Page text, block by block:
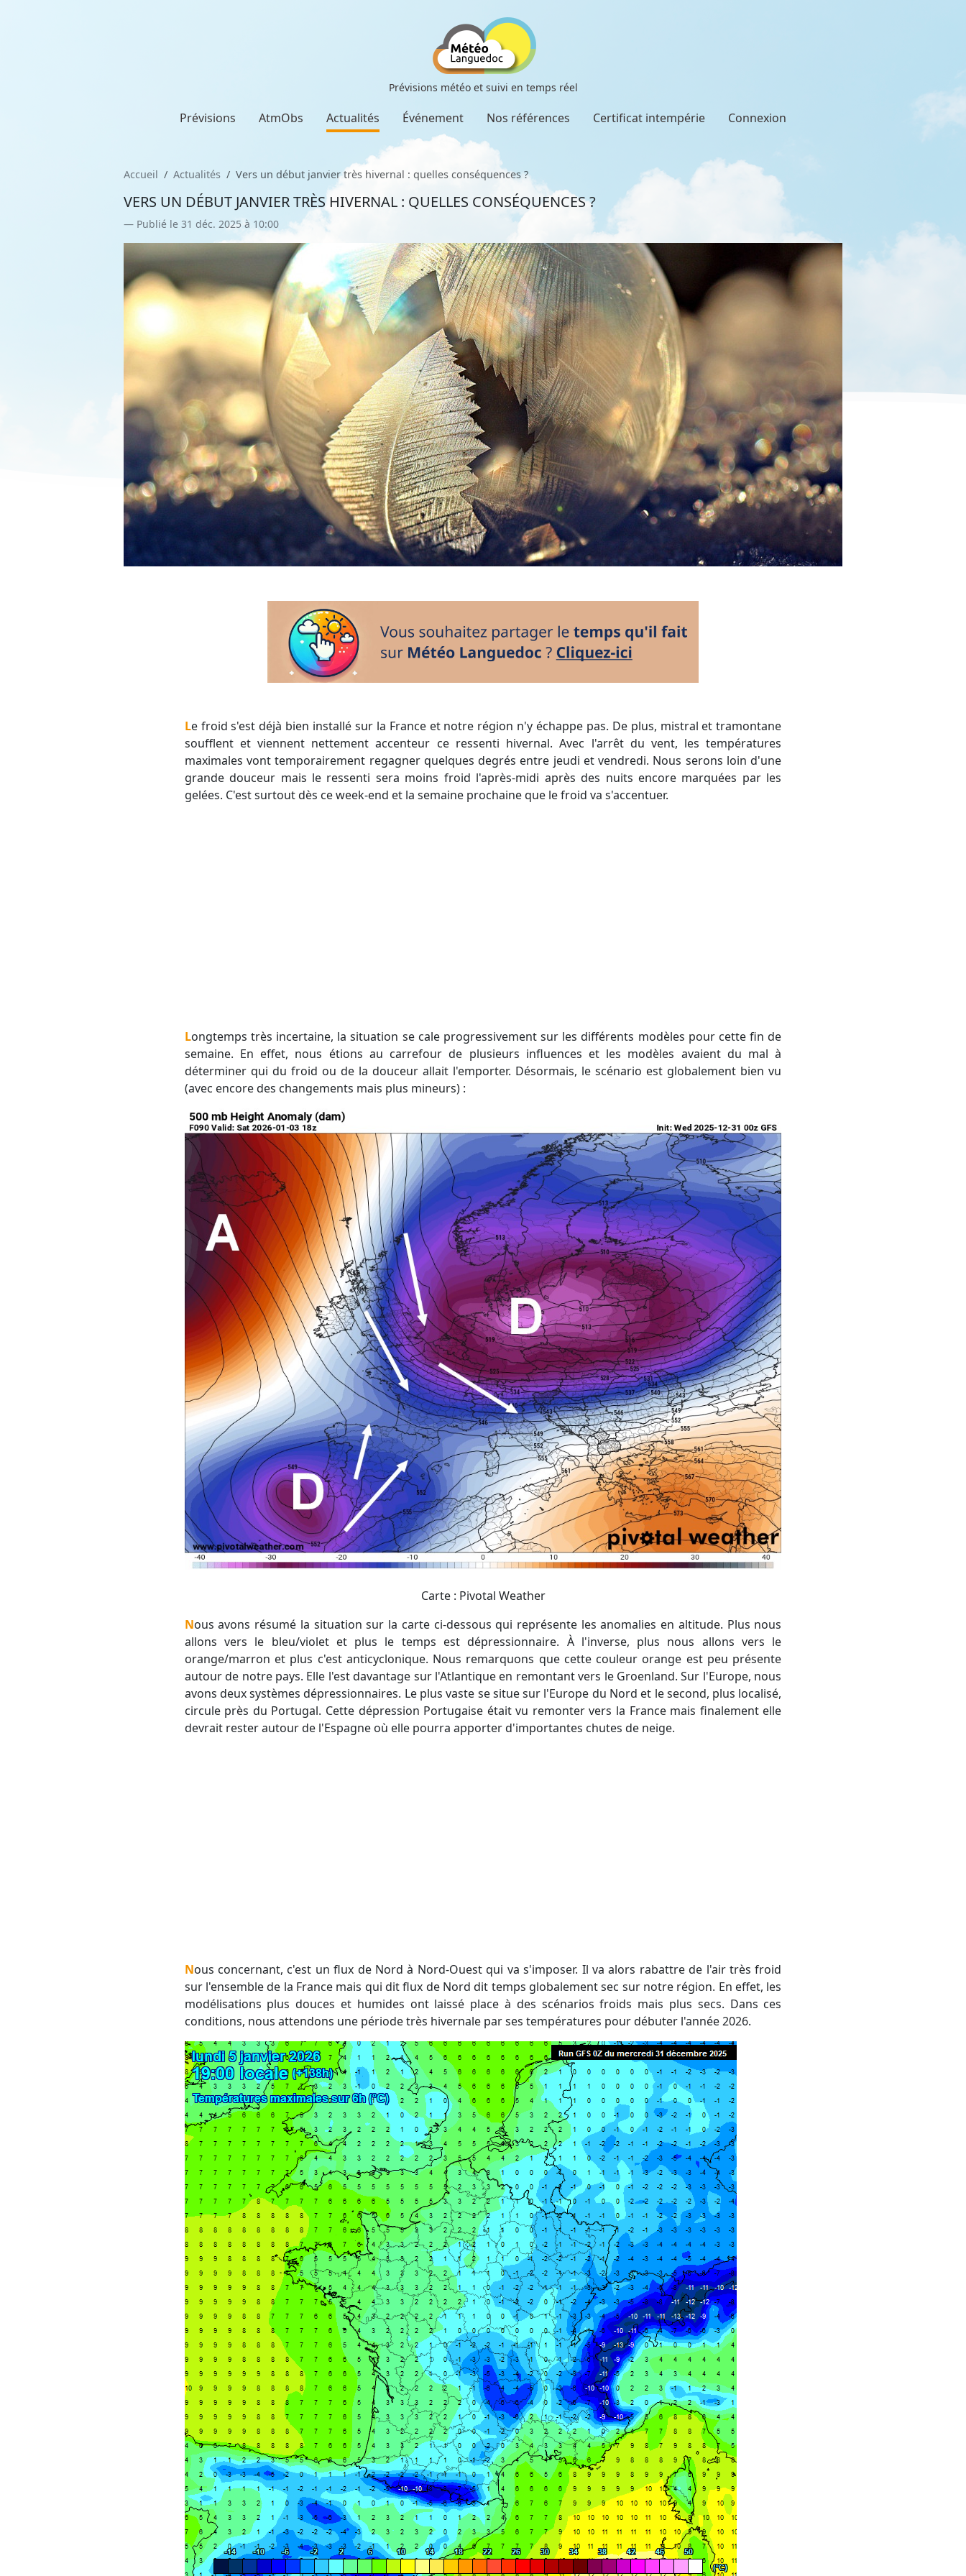
Prévisions météo et suivi en temps réel
Prévisions AtmObs Actualités Événement Nos références Certificat intempérie Connexion
Accueil Actualités Vers un début janvier très hivernal : quelles conséquences ?
VERS UN DÉBUT JANVIER TRÈS HIVERNAL : QUELLES CONSÉQUENCES ?
Publié le 31 déc. 2025 à 10:00
Le froid s'est déjà bien installé sur la France et notre région n'y échappe pas. De plus, mistral et tramontane
soufflent et viennent nettement accenteur ce ressenti hivernal. Avec l'arrêt du vent, les températures
maximales vont temporairement regagner quelques degrés entre jeudi et vendredi. Nous serons loin d'une
grande douceur mais le ressenti sera moins froid l'après-midi après des nuits encore marquées par les
gelées. C'est surtout dès ce week-end et la semaine prochaine que le froid va s'accentuer.
Longtemps très incertaine, la situation se cale progressivement sur les différents modèles pour cette fin de
semaine. En effet, nous étions au carrefour de plusieurs influences et les modèles avaient du mal à
déterminer qui du froid ou de la douceur allait l'emporter. Désormais, le scénario est globalement bien vu
(avec encore des changements mais plus mineurs) :
Carte : Pivotal Weather
Nous avons résumé la situation sur la carte ci-dessous qui représente les anomalies en altitude. Plus nous
allons vers le bleu/violet et plus le temps est dépressionnaire. À l'inverse, plus nous allons vers le
orange/marron et plus c'est anticyclonique. Nous remarquons que cette couleur orange est peu présente
autour de notre pays. Elle l'est davantage sur l'Atlantique en remontant vers le Groenland. Sur l'Europe, nous
avons deux systèmes dépressionnaires. Le plus vaste se situe sur l'Europe du Nord et le second, plus localisé,
circule près du Portugal. Cette dépression Portugaise était vu remonter vers la France mais finalement elle
devrait rester autour de l'Espagne où elle pourra apporter d'importantes chutes de neige.
Nous concernant, c'est un flux de Nord à Nord-Ouest qui va s'imposer. Il va alors rabattre de l'air très froid
sur l'ensemble de la France mais qui dit flux de Nord dit temps globalement sec sur notre région. En effet, les
modélisations plus douces et humides ont laissé place à des scénarios froids mais plus secs. Dans ces
conditions, nous attendons une période très hivernale par ses températures pour débuter l'année 2026.